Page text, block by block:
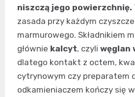
niszczą jego powierzchnię.
zasada przy każdym
marmurowego. Składnikiem
głównie kalcyt, czyli węglan
dlatego kontakt z octem,
cytrynowym czy preparatem
odkamieniaczem kończy się